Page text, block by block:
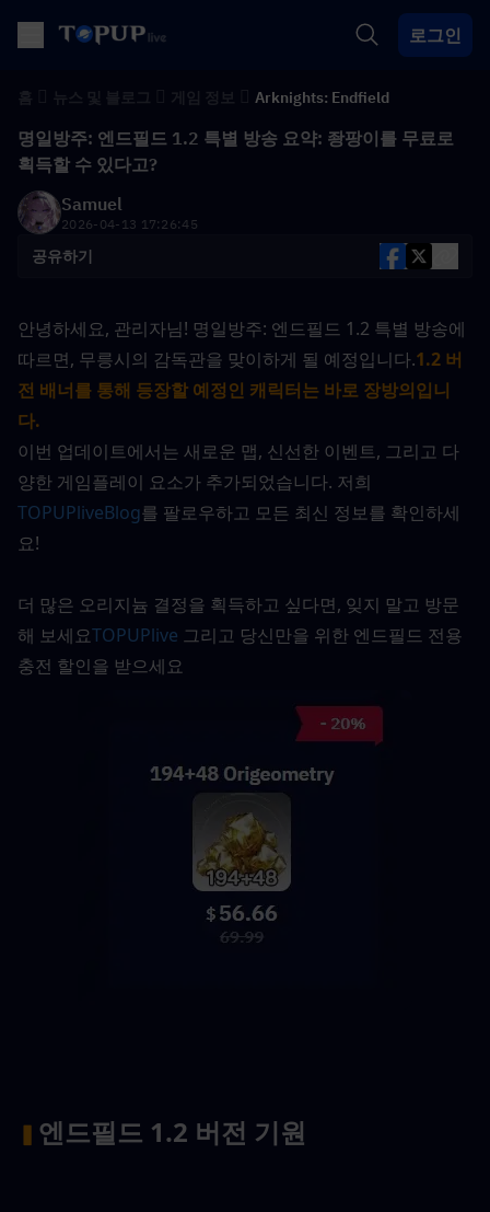
로그인
Arknights: Endfield
명일방주: 엔드필드 1.2 특별 방송 요약: 좡팡이를 무료로
획득할 수 있다고?
Samuel
2026-04-13 17:26:45
공유하기
안녕하세요, 관리자님! 명일방주: 엔드필드 1.2 특별 방송에
따르면, 무릉시의 감독관을 맞이하게 될 예정입니다.1.2 버
전 배너를 통해 등장할 예정인 캐릭터는 바로 장방의입니
다.
이번 업데이트에서는 새로운 맵, 신선한 이벤트, 그리고 다
TOPUPliveBlog를 팔로우하고 모든 최신 정보를 확인하세
요!
더 많은 오리지늄 결정을 획득하고 싶다면, 잊지 말고 방문
해 보세요TOPUPlive 그리고 당신만을 위한 엔드필드 전용
충전 할인을 받으세요
엔드필드 1.2 버전 기원